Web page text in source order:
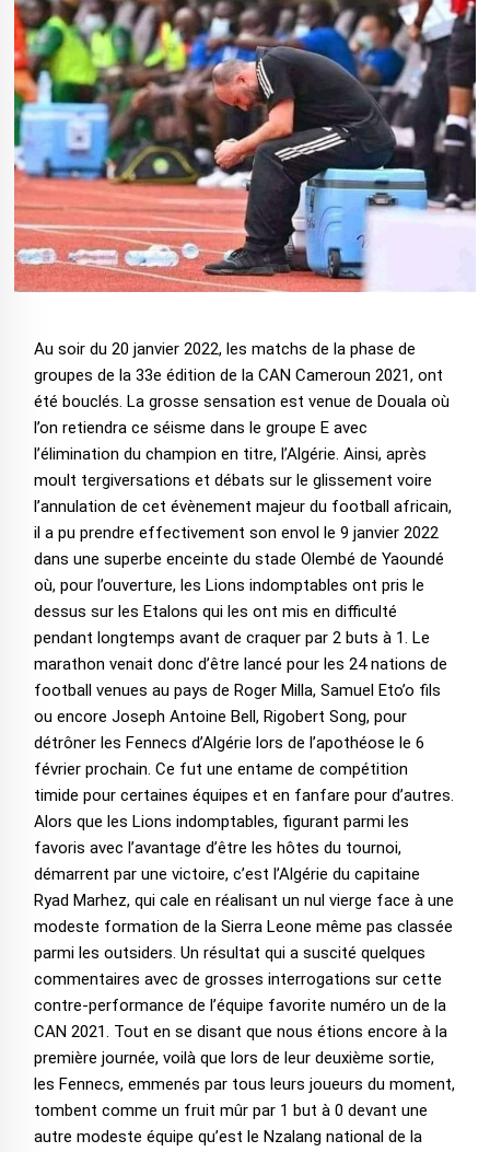
Au soir du 20 janvier 2022, les matchs de la phase de
groupes de la 33e édition de la CAN Cameroun 2021, ont
été bouclés. La grosse sensation est venue de Douala où
l’on retiendra ce séisme dans le groupe E avec
l’élimination du champion en titre, l’Algérie. Ainsi, après
moult tergiversations et débats sur le glissement voire
l’annulation de cet évènement majeur du football africain,
il a pu prendre effectivement son envol le 9 janvier 2022
dans une superbe enceinte du stade Olembé de Yaoundé
où, pour l’ouverture, les Lions indomptables ont pris le
dessus sur les Etalons qui les ont mis en difficulté
pendant longtemps avant de craquer par 2 buts à 1. Le
marathon venait donc d’être lancé pour les 24 nations de
football venues au pays de Roger Milla, Samuel Eto’o fils
ou encore Joseph Antoine Bell, Rigobert Song, pour
détrôner les Fennecs d’Algérie lors de l’apothéose le 6
février prochain. Ce fut une entame de compétition
timide pour certaines équipes et en fanfare pour d’autres.
Alors que les Lions indomptables, figurant parmi les
favoris avec l’avantage d’être les hôtes du tournoi,
démarrent par une victoire, c’est l’Algérie du capitaine
Ryad Marhez, qui cale en réalisant un nul vierge face à une
modeste formation de la Sierra Leone même pas classée
parmi les outsiders. Un résultat qui a suscité quelques
commentaires avec de grosses interrogations sur cette
contre-performance de l’équipe favorite numéro un de la
CAN 2021. Tout en se disant que nous étions encore à la
première journée, voilà que lors de leur deuxième sortie,
les Fennecs, emmenés par tous leurs joueurs du moment,
tombent comme un fruit mûr par 1 but à 0 devant une
autre modeste équipe qu’est le Nzalang national de la